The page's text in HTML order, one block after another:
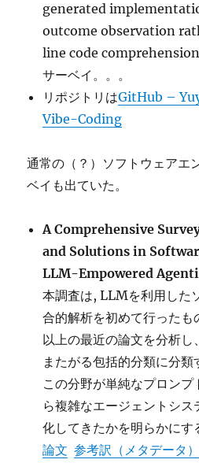
generated
outcome observation
line code
サーベイ。。。
リポジトリはGitHub –
Vibe-Coding
通常の（？）ソフトウェアエ
ベイも出ていた。
A Comprehensive
and Solutions in
LLM-Empowered
本調査は, LLMを利用した
合的解析を初めて行った
以上の最近の論文を分析
またがる包括的分類に分類
この分野が単純なプロン
ら複雑なエージェントシ
化してきたかを明らかにす
論文 参考訳（メタデータ）